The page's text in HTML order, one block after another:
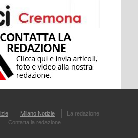
Milano Notizie
La redazione
Contatta la redazione